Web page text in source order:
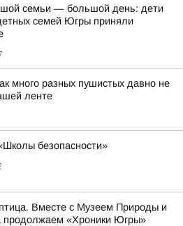
семьи — большой день: дети
семей Югры приняли
много разных пушистых давно не
ленте
безопасности»
Вместе с Музеем Природы и
продолжаем «Хроники Югры»